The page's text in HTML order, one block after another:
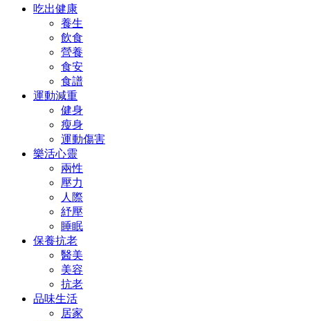
吃出健康
養生
飲食
營養
食安
食譜
運動減重
健身
瘦身
運動傷害
樂活心靈
兩性
壓力
人際
紓壓
睡眠
保養抗老
醫美
美容
抗老
品味生活
居家